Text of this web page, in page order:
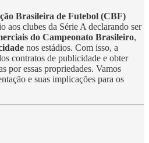
Brasileira de Futebol (CBF)
aos clubes da Série A declarando ser
do Campeonato Brasileiro,
nos estádios. Com isso, a
contratos de publicidade e obter
por essas propriedades. Vamos
e suas implicações para os